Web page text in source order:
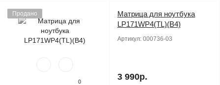
Продано
0
Матрица для ноутбука
LP171WP4(TL)(B4)
Артикул: 000736-03
3 990р.